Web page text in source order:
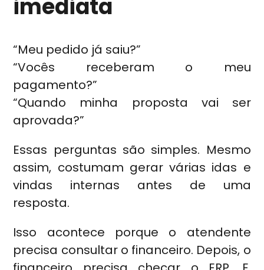
imediata
“Meu pedido já saiu?”
“Vocês receberam o meu
pagamento?”
“Quando minha proposta vai ser
aprovada?”
Essas perguntas são simples. Mesmo
assim, costumam gerar várias idas e
vindas internas antes de uma
resposta.
Isso acontece porque o atendente
precisa consultar o financeiro. Depois, o